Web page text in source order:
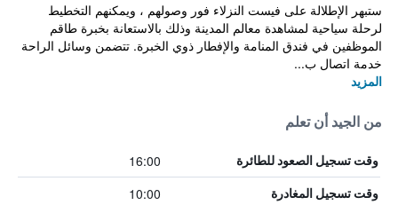
ستبهر الإطلالة على فيست النزلاء فور وصولهم ، ويمكنهم التخطيط
لرحلة سياحية لمشاهدة معالم المدينة وذلك بالاستعانة بخبرة طاقم
الموظفين في فندق المنامة والإفطار ذوي الخبرة. تتضمن وسائل الراحة
خدمة اتصال ب...
المزيد
من الجيد أن تعلم
وقت تسجيل الصعود للطائرة 16:00
وقت تسجيل المغادرة 10:00